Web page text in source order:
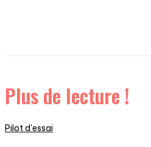
Plus de lecture !
Pilot d'essai